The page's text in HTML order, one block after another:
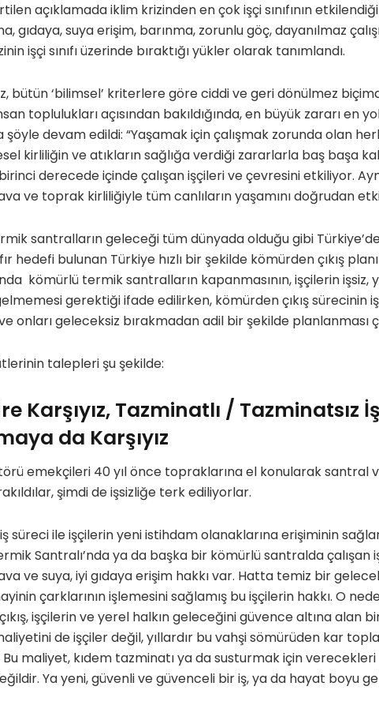
açıklamada iklim krizinden en çok işçi sınıfının
gıdaya, suya erişim, barınma, zorunlu göç, dayanılmaz
işçi sınıfı üzerinde bıraktığı yükler olarak tanımlandı.
bütün ‘bilimsel’ kriterlere göre ciddi ve geri dönülmez
toplulukları açısından bakıldığında, en büyük zararı en
şöyle devam edildi: “Yaşamak için çalışmak zorunda olan
kirliliğin ve atıkların sağlığa verdiği zararlarla baş başa
derecede içinde çalışan işçileri ve çevresini etkiliyor.
ve toprak kirliliğiyle tüm canlıların yaşamını doğrudan
santralların geleceği tüm dünyada olduğu gibi
hedefi bulunan Türkiye hızlı bir şekilde kömürden çıkış
kömürlü termik santralların kapanmasının, işçilerin işsiz,
gerektiği ifade edilirken, kömürden çıkış sürecinin
onları geleceksiz bırakmadan adil bir şekilde planlanması
talepleri şu şekilde:
Karşıyız, Tazminatlı / Tazminatsız
da Karşıyız
emekçileri 40 yıl önce topraklarına el konularak santral
şimdi de işsizliğe terk ediliyorlar.
süreci ile işçilerin yeni istihdam olanaklarına erişiminin
Santralı’nda ya da başka bir kömürlü santralda çalışan
ve suya, iyi gıdaya erişim hakkı var. Hatta temiz bir
çarklarının işlemesini sağlamış bu işçilerin hakkı. O
işçilerin ve yerel halkın geleceğini güvence altına alan
de işçiler değil, yıllardır bu vahşi sömürüden kar
maliyet, kıdem tazminatı ya da susturmak için
Ya yeni, güvenli ve güvenceli bir iş, ya da hayat boyu